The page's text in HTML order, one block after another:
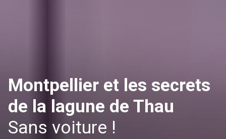
Montpellier et les secrets
de la lagune de Thau
Sans voiture !